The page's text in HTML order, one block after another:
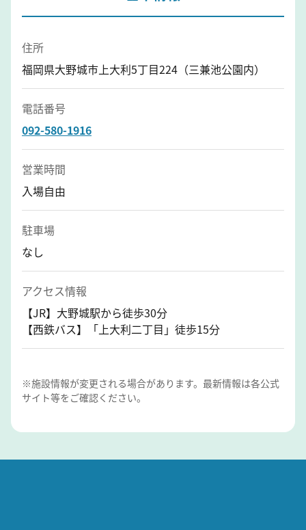
住所
福岡県大野城市上大利5丁目224（三兼池公園内）
電話番号
092-580-1916
営業時間
入場自由
駐車場
なし
アクセス情報
【JR】大野城駅から徒歩30分
【西鉄バス】「上大利二丁目」徒歩15分
※施設情報が変更される場合があります。最新情報は各公式
サイト等をご確認ください。